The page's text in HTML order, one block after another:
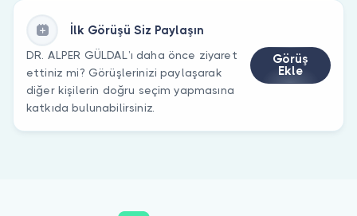
İlk Görüşü Siz Paylaşın
DR. ALPER GÜLDAL’ı daha önce ziyaret
ettiniz mi? Görüşlerinizi paylaşarak
diğer kişilerin doğru seçim yapmasına
katkıda bulunabilirsiniz.
Görüş
Ekle